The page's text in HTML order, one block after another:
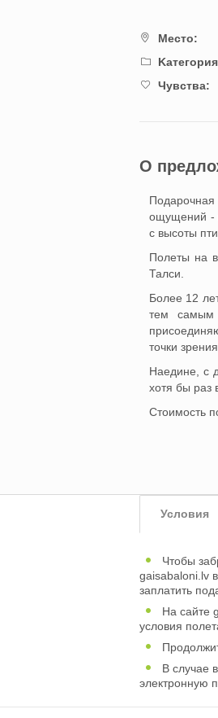
Mестo:
Чувства:
О
ощущений -
с высоты
Полеты на
Талси.
Более 12
тем самым
точки зрения.
Наедине, с
хотя бы раз
Стоимость
Условия
Чтобы
gaisabaloni.lv
заплатить
На сайте
условия
В случае
электронную